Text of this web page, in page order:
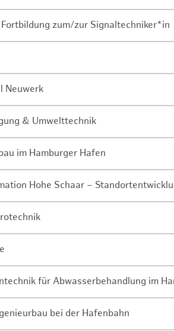
zum/zur Signaltechniker*in
Neuwerk
& Umwelttechnik
im Hamburger Hafen
Hohe Schaar –
für Abwasserbehandlung im
bei der Hafenbahn